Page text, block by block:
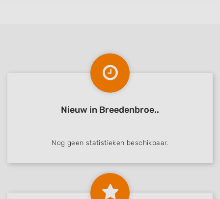
Nieuw in Breedenbroe..
Nog geen statistieken beschikbaar.